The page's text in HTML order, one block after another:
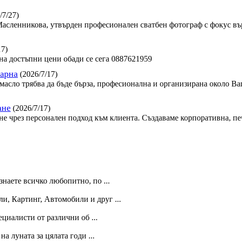
7/27)
утвърден професионален сватбен фотограф с фокус
цени обади се сега 0887621959
(2026/7/17)
трябва да бъде бърза, професионална и организирана около
(2026/7/17)
чрез персонален подход към клиента. Създаваме корпоративна,
всичко любопитно, по ...
Картинг, Автомобили и друг ...
от различни об ...
луната за цялата годи ...